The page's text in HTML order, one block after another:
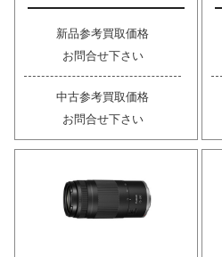
新品参考買取価格
お問合せ下さい
中古参考買取価格
お問合せ下さい